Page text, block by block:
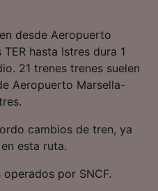
desde Aeropuerto
hasta Istres dura 1
21 trenes trenes suelen
Aeropuerto Marsella-
cambios de tren, ya
esta ruta.
por SNCF.
las
la información en un
ella. Publicidad y
medición de
investigación de
servicios.